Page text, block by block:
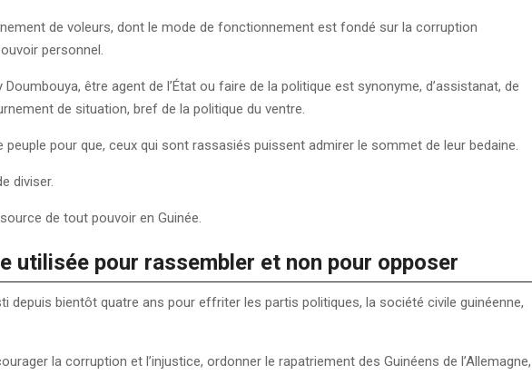
de voleurs, dont le mode de fonctionnement est fondé sur la corruption
personnel.
être agent de l’État ou faire de la politique est synonyme, d’assistanat, de
de situation, bref de la politique du ventre.
pour que, ceux qui sont rassasiés puissent admirer le sommet de leur bedaine.
diviser.
de tout pouvoir en Guinée.
utilisée pour rassembler et non pour opposer
depuis bientôt quatre ans pour effriter les partis politiques, la société civile guinéenne,
la corruption et l’injustice, ordonner le rapatriement des Guinéens de l’Allemagne,